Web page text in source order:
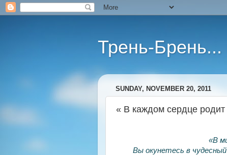
Трень-Брень...
SUNDAY, NOVEMBER 20, 2011
« В каждом сердце
«В
Вы окунетесь в